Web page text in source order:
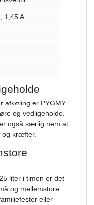
1,45 A
afkøling er PYGMY
og vedligeholde.
også særlig nem at
og kræfter.
liter i timen er det
og mellemstore
eller